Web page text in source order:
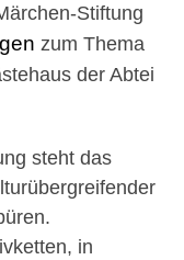
Stiftung
zum Thema
der Abtei
steht das
in